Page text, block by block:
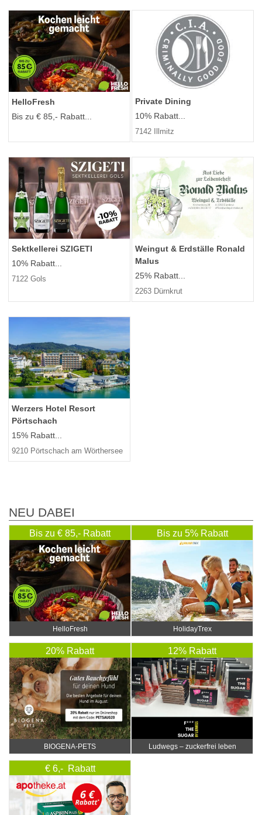
HelloFresh
Bis zu € 85,- Rabatt...
Private Dining
10% Rabatt...
7142 Illmitz
Sektkellerei SZIGETI
10% Rabatt...
7122 Gols
Weingut & Erdställe Ronald
Malus
25% Rabatt...
2263 Dürnkrut
Werzers Hotel Resort
Pörtschach
15% Rabatt...
9210 Pörtschach am Wörthersee
NEU DABEI
Bis zu € 85,- Rabatt
HelloFresh
Bis zu 5% Rabatt
HolidayTrex
20% Rabatt
BIOGENA-PETS
12% Rabatt
Ludwegs – zuckerfrei leben
€ 6,- Rabatt